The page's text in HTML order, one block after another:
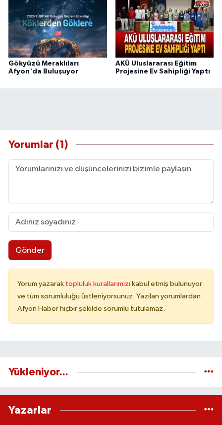
Gökyüzü Meraklıları
Afyon'da Buluşuyor
AKÜ Uluslararası Eğitim
Projesine Ev Sahipliği Yaptı
Yorumlar (1)
Gönder
Yorum yazarak topluluk kurallarımızı kabul etmiş bulunuyor
ve tüm sorumluluğu üstleniyorsunuz. Yazılan yorumlardan
Afyon Haber hiçbir şekilde sorumlu tutulamaz.
Yükleniyor...
Yazarlar